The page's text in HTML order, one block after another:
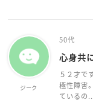
ジーク
50代
心身共
５２才で
極性障害
ているの